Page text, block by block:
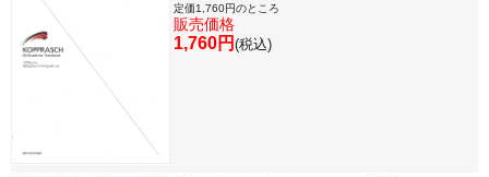
定価1,760円のところ
販売価格
1,760円 (税込)